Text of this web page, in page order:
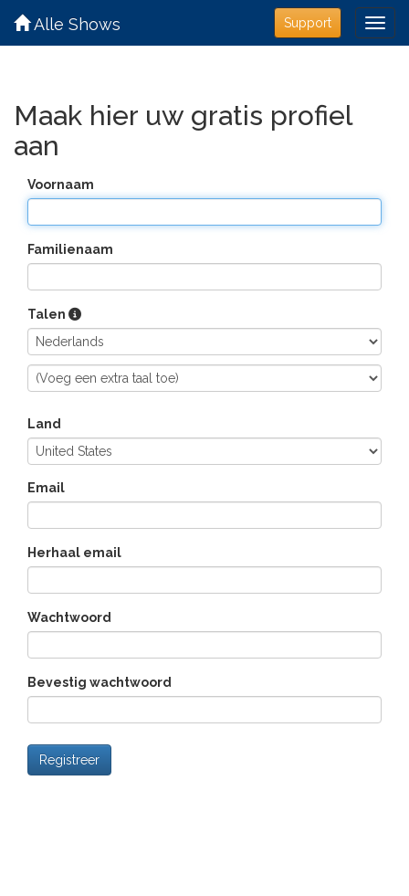
Support
Alle Shows
Maak hier uw gratis profiel
aan
Voornaam
Familienaam
Talen
Land
Email
Herhaal email
Wachtwoord
Bevestig wachtwoord
Registreer